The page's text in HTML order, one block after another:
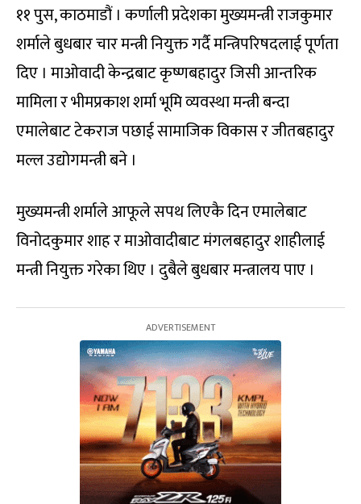
११ पुस, काठमाडौं । कर्णाली प्रदेशका मुख्यमन्त्री राजकुमार
शर्माले बुधबार चार मन्त्री नियुक्त गर्दै मन्त्रिपरिषदलाई पूर्णता
दिए । माओवादी केन्द्रबाट कृष्णबहादुर जिसी आन्तरिक
मामिला र भीमप्रकाश शर्मा भूमि व्यवस्था मन्त्री बन्दा
एमालेबाट टेकराज पछाई सामाजिक विकास र जीतबहादुर
मल्ल उद्योगमन्त्री बने ।
मुख्यमन्त्री शर्माले आफूले सपथ लिएकै दिन एमालेबाट
विनोदकुमार शाह र माओवादीबाट मंगलबहादुर शाहीलाई
मन्त्री नियुक्त गरेका थिए । दुबैले बुधबार मन्त्रालय पाए ।